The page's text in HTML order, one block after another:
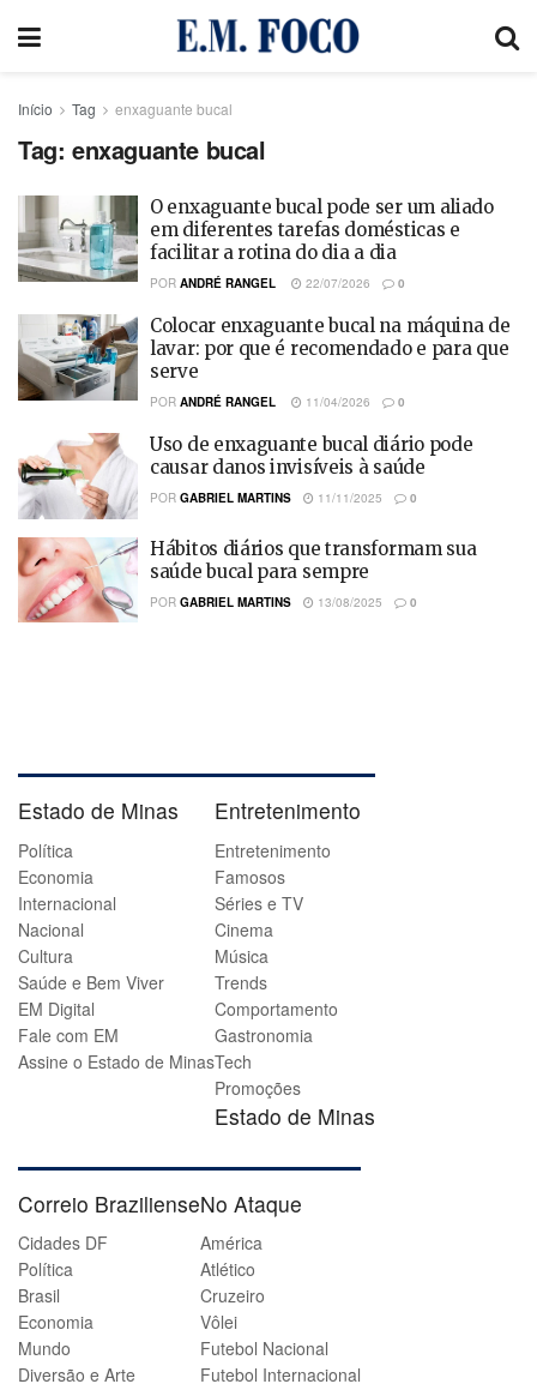
Início Tag enxaguante bucal
Tag: enxaguante bucal
O enxaguante bucal pode ser um aliado
em diferentes tarefas domésticas e
facilitar a rotina do dia a dia
POR ANDRÉ RANGEL 22/07/2026 0
Colocar enxaguante bucal na máquina de
lavar: por que é recomendado e para que
serve
POR ANDRÉ RANGEL 11/04/2026 0
Uso de enxaguante bucal diário pode
causar danos invisíveis à saúde
POR GABRIEL MARTINS 11/11/2025 0
Hábitos diários que transformam sua
saúde bucal para sempre
POR GABRIEL MARTINS 13/08/2025 0
Estado de Minas
Política
Economia
Internacional
Nacional
Cultura
Saúde e Bem Viver
EM Digital
Fale com EM
Assine o Estado de Minas
Entretenimento
Entretenimento
Famosos
Séries e TV
Cinema
Música
Trends
Comportamento
Gastronomia
Tech
Promoções
Estado de Minas
Correio Braziliense
Cidades DF
Política
Brasil
Economia
Mundo
Diversão e Arte
No Ataque
América
Atlético
Cruzeiro
Vôlei
Futebol Nacional
Futebol Internacional